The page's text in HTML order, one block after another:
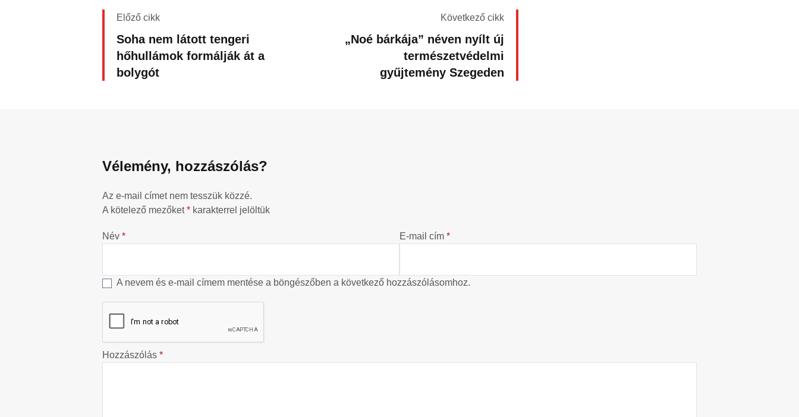
Előző cikk
Soha nem látott tengeri
hőhullámok formálják át a
bolygót
Következő cikk
„Noé bárkája” néven nyílt új
természetvédelmi
gyűjtemény Szegeden
Vélemény, hozzászólás?
Az e-mail címet nem tesszük közzé.
A kötelező mezőket* karakterrel jelöltük
Név * E-mail cím *
A nevem és e-mail címem mentése a böngészőben a következő hozzászólásomhoz.
Hozzászólás *